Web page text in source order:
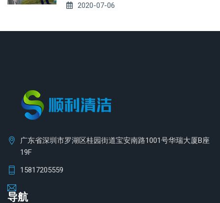
2020-07-06
广东省深圳市罗湖区桂园街道宝安南路1001号华瑞大厦B座
19F
15817205559
导航